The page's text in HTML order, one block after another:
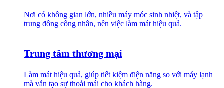
Nơi có không gian lớn, nhiều máy móc sinh nhiệt, và tập
trung đông công nhân, nên việc làm mát hiệu quả.
Trung tâm thương mại
Làm mát hiệu quả, giúp tiết kiệm điện năng so với máy lạnh
mà vẫn tạo sự thoải mái cho khách hàng.